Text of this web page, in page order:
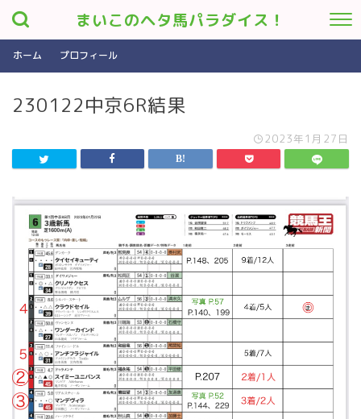
まいこのヘタ馬パラダイス！
ホーム プロフィール
230122中京6R結果
2023年1月27日